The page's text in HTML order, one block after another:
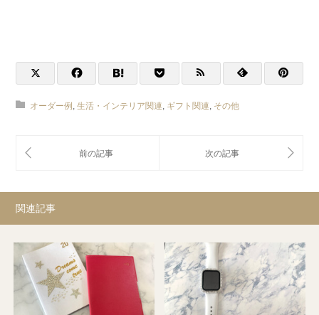
オーダー例, 生活・インテリア関連, ギフト関連, その他
関連記事